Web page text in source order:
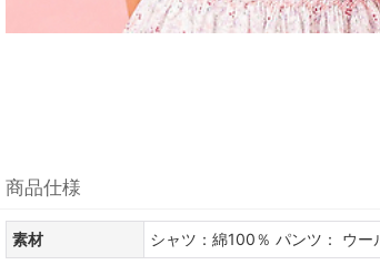
商品仕様
素材 シャツ：綿100％ パンツ： ウ